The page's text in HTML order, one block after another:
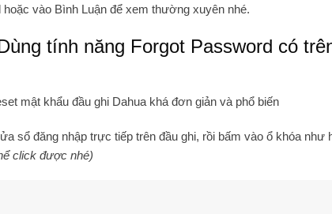
hoặc vào Bình Luận để xem thường xuyên nhé.
tính năng Forgot Password có
mật khẩu đầu ghi Dahua khá đơn giản và phổ biến
sổ đăng nhập trực tiếp trên đầu ghi, rồi bấm vào ổ khóa như
click được nhé)